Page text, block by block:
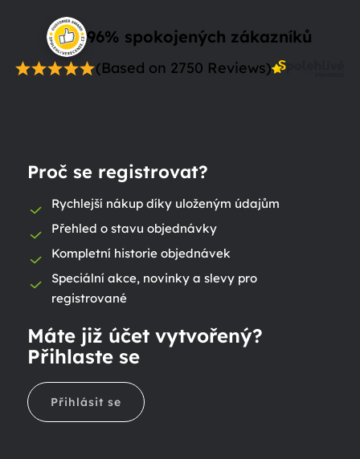
96% spokojených zákazníků
(Based on 2750 Reviews)
Proč se registrovat?
Rychlejší nákup díky uloženým údajům
Přehled o stavu objednávky
Kompletní historie objednávek
Speciální akce, novinky a slevy pro
registrované
Máte již účet vytvořený?
Přihlaste se
Přihlásit se